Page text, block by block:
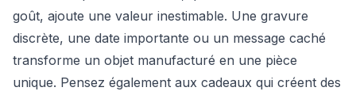
goût, ajoute une valeur inestimable. Une gravure
discrète, une date importante ou un message caché
transforme un objet manufacturé en une pièce
unique. Pensez également aux cadeaux qui créent des